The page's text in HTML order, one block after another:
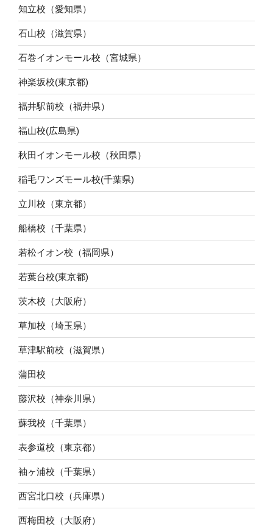
知立校（愛知県）
石山校（滋賀県）
石巻イオンモール校（宮城県）
神楽坂校(東京都)
福井駅前校（福井県）
福山校(広島県)
秋田イオンモール校（秋田県）
稲毛ワンズモール校(千葉県)
立川校（東京都）
船橋校（千葉県）
若松イオン校（福岡県）
若葉台校(東京都)
茨木校（大阪府）
草加校（埼玉県）
草津駅前校（滋賀県）
蒲田校
藤沢校（神奈川県）
蘇我校（千葉県）
表参道校（東京都）
袖ヶ浦校（千葉県）
西宮北口校（兵庫県）
西梅田校（大阪府）